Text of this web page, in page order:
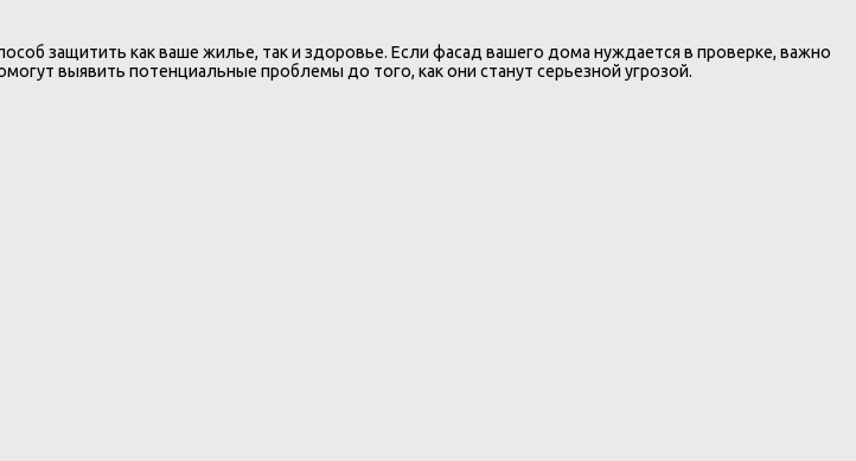
защитить как ваше жилье, так и здоровье. Если фасад вашего дома нуждается в проверке, важно
выявить потенциальные проблемы до того, как они станут серьезной угрозой.